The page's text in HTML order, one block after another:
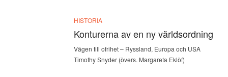
HISTORIA
Konturerna av en ny världsordning
Vägen till ofrihet – Ryssland, Europa och USA
Timothy Snyder (övers. Margareta Eklöf)